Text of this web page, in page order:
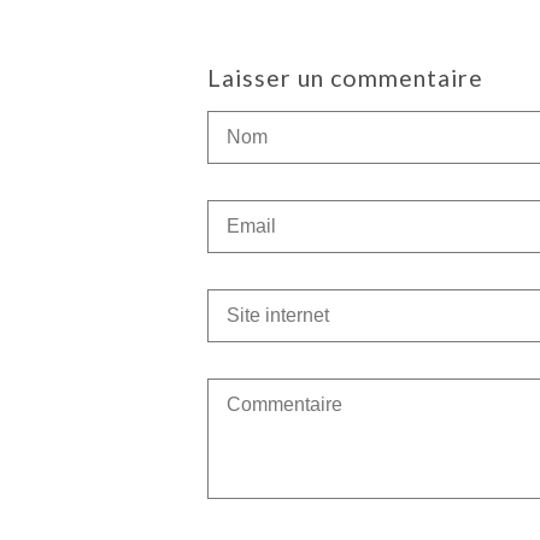
Laisser un commentaire